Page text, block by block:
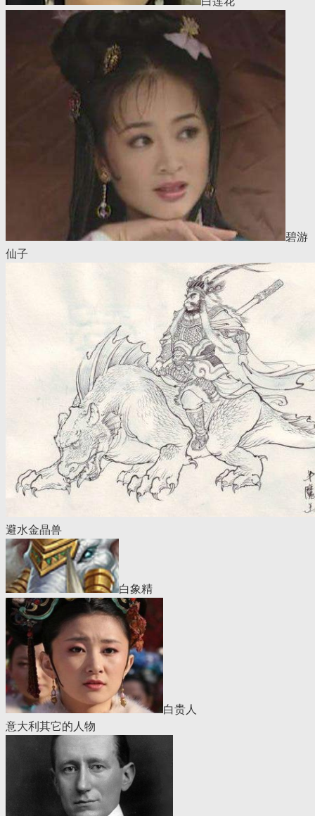
碧游
仙子
避水金晶兽
白象精
白贵人
意大利其它的人物